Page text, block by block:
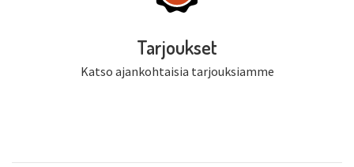
Tarjoukset
Katso ajankohtaisia tarjouksiamme